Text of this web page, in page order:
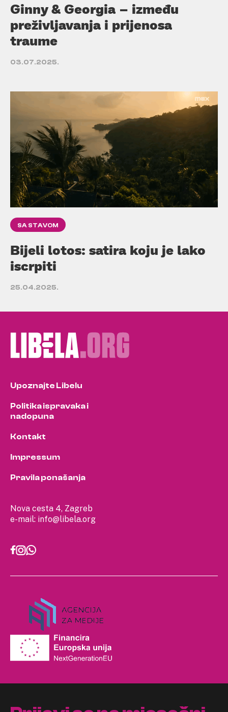
Ginny & Georgia – između
preživljavanja i prijenosa
traume
03.07.2025.
SA STAVOM
Bijeli lotos: satira koju je lako
iscrpiti
25.04.2025.
Nova cesta 4, Zagreb
e-mail: info@libela.org
Upoznajte Libelu
Politika ispravaka i
nadopuna
Kontakt
Impressum
Pravila ponašanja